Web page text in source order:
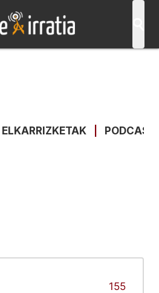
ELKARRIZKETAK
155